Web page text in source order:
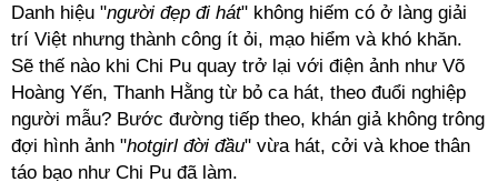
Danh hiệu "người đẹp đi hát" không hiếm có ở làng giải
trí Việt nhưng thành công ít ỏi, mạo hiểm và khó khăn.
Sẽ thế nào khi Chi Pu quay trở lại với điện ảnh như Võ
Hoàng Yến, Thanh Hằng từ bỏ ca hát, theo đuổi nghiệp
người mẫu? Bước đường tiếp theo, khán giả không trông
đợi hình ảnh "hotgirl đời đầu" vừa hát, cởi và khoe thân
táo bạo như Chi Pu đã làm.